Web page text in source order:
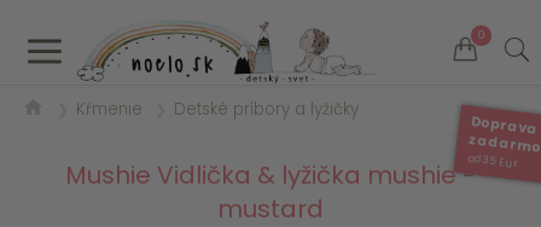
a 0
Doprava
od 35 Eur
Kŕmenie Detské príbory a lyžičky
Mushie Vidlička & lyžička mushie -
mustard